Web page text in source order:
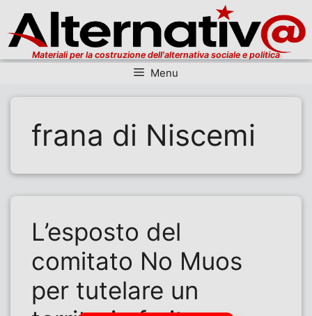
Materiali per la costruzione dell'alternativa sociale e politica
Menu
frana di Niscemi
L’esposto del
comitato No Muos
per tutelare un